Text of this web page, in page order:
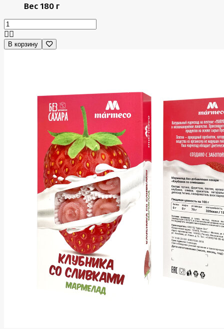
Вес 180 г
В корзину